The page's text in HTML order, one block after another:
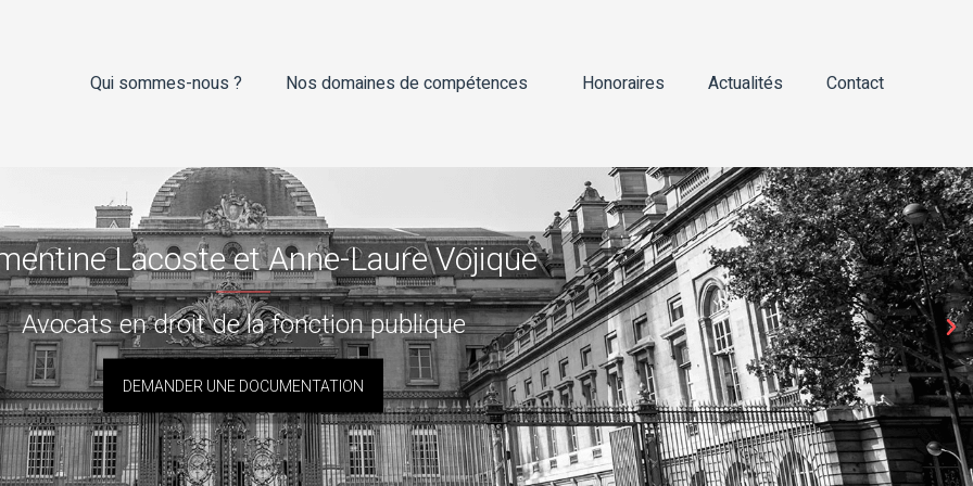
Qui sommes-nous ? Nos domaines de compétences Honoraires Actualités Contact
Lacoste et Anne-Laure Vojique
Avocats en droit de la fonction publique
DEMANDER UNE DOCUMENTATION